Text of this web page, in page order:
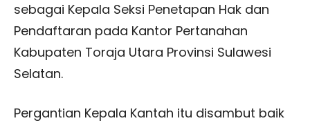
sebagai Kepala Seksi Penetapan Hak dan
Pendaftaran pada Kantor Pertanahan
Kabupaten Toraja Utara Provinsi Sulawesi
Selatan.
Pergantian Kepala Kantah itu disambut baik